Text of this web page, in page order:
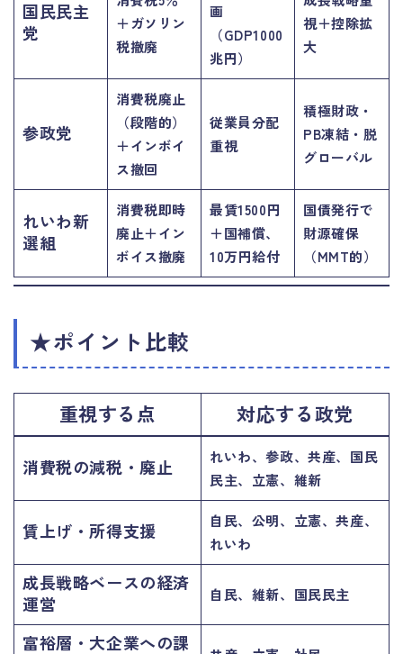
国民民主
党
＋ガソリン
税撤廃
画
（GDP1000
兆円）
視＋控除拡
大
参政党
消費税廃止
（段階的）
＋インボイ
ス撤回
従業員分配
重視
積極財政・
PB凍結・脱
グローバル
れいわ新
選組
消費税即時
廃止＋イン
ボイス撤廃
最賃1500円
＋国補償、
10万円給付
国債発行で
財源確保
（MMT的）
★ポイント比較
重視する点 対応する政党
消費税の減税・廃止
れいわ、参政、共産、国民
民主、立憲、維新
賃上げ・所得支援
自民、公明、立憲、共産、
れいわ
成長戦略ベースの経済
運営
自民、維新、国民民主
富裕層・大企業への課